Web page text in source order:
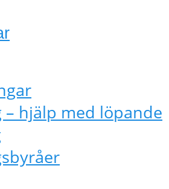
– hjälp med löpande